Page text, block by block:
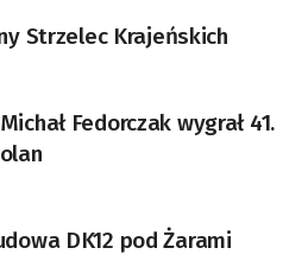
Strzelec Krajeńskich
Fedorczak wygrał 41.
DK12 pod Żarami